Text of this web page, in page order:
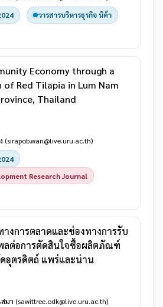
วารสารบริหารธุรกิจ นิด้า
Economy through a
of Red Tilapia in Lum Nam
Thailand
(sirapob.wan@live.uru.ac.th)
Research Journal
งการตลาดและช่องทางการรับ
ลต่อการตัดสินใจซื้อผลิตภัณฑ์
ตรดิตถ์ แพร่และน่าน
มา (sawittree.odk@live.uru.ac.th)